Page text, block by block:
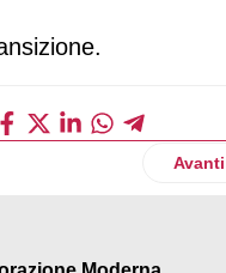
Avanti